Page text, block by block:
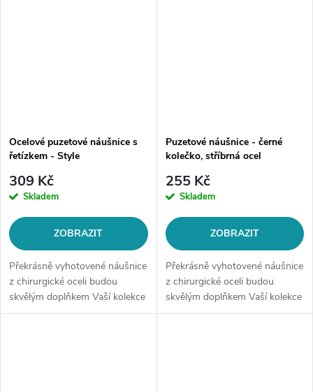
Ocelové puzetové náušnice s
řetízkem - Style
309 Kč
Skladem
ZOBRAZIT
Překrásně vyhotovené náušnice
z chirurgické oceli budou
skvělým doplňkem Vaší kolekce
šperků. Materiál: chirurgická
Puzetové náušnice - černé
kolečko, stříbrná ocel
255 Kč
Skladem
ZOBRAZIT
Překrásně vyhotovené náušnice
z chirurgické oceli budou
skvělým doplňkem Vaší kolekce
šperků. Materiál: chirurgická